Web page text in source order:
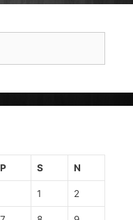
P S N
1 2